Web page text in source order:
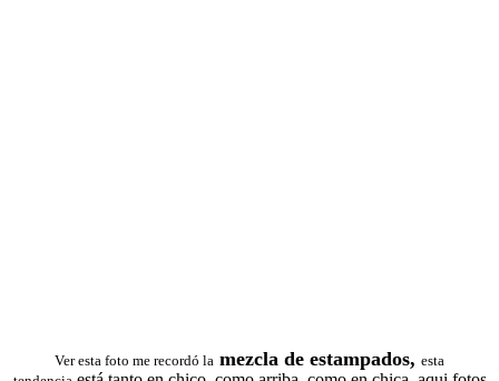
Ver esta foto me recordó la mezcla de estampados, esta